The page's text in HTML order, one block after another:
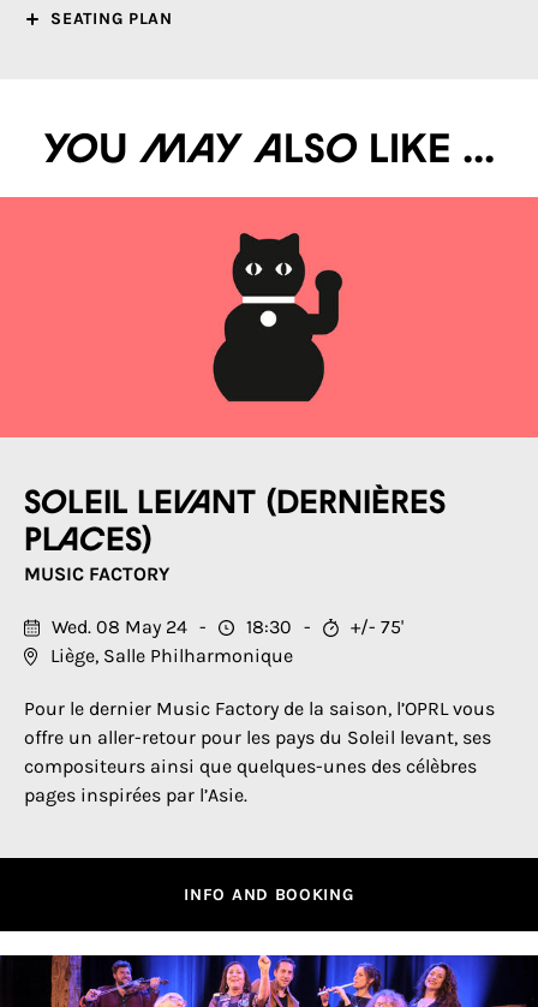
SEATING PLAN
You may also like ...
Soleil levant (DERNIÈRES
PLACES)
MUSIC FACTORY
Wed. 08 May 24 18:30
+/- 75'
Liège, Salle Philharmonique
Pour le dernier Music Factory de la saison, l’OPRL vous
offre un aller-retour pour les pays du Soleil levant, ses
compositeurs ainsi que quelques-unes des célèbres
pages inspirées par l’Asie.
INFO AND BOOKING